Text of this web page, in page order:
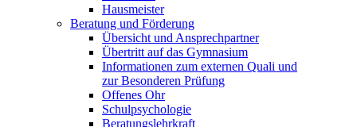
Hausmeister
Beratung und Förderung
Übersicht und Ansprechpartner
Übertritt auf das Gymnasium
Informationen zum externen Quali und
zur Besonderen Prüfung
Offenes Ohr
Schulpsychologie
Beratungslehrkraft